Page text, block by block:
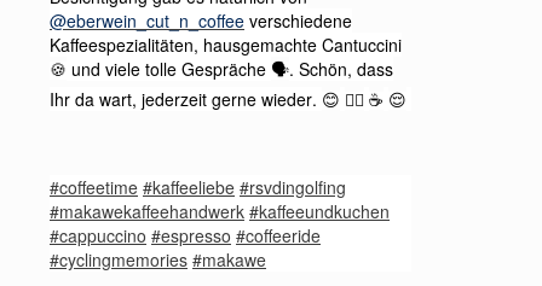
@eberwein_cut_n_coffee verschiedene
Kaffeespezialitäten, hausgemachte Cantuccini
🍪 und viele tolle Gespräche 🗣️. Schön, dass
Ihr da wart, jederzeit gerne wieder. 😊 🚴‍♂️ ☕ 😌
#coffeetime #kaffeeliebe #rsvdingolfing
#makawekaffeehandwerk #kaffeeundkuchen
#cappuccino #espresso #coffeeride
#cyclingmemories #makawe